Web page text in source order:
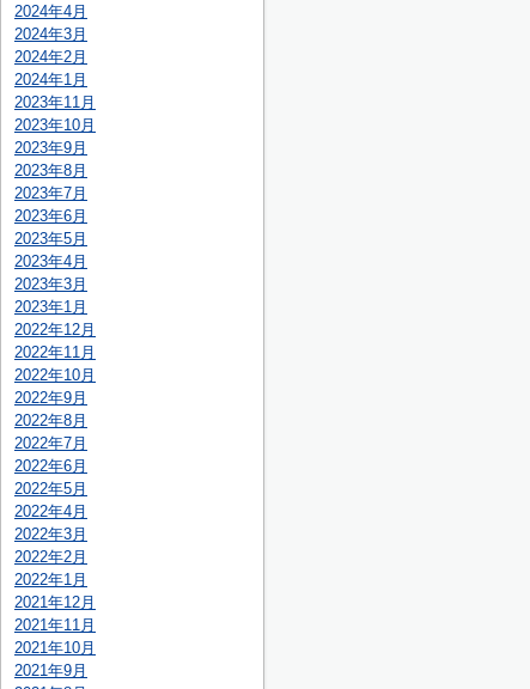
2024年4月
2024年3月
2024年2月
2024年1月
2023年11月
2023年10月
2023年9月
2023年8月
2023年7月
2023年6月
2023年5月
2023年4月
2023年3月
2023年1月
2022年12月
2022年11月
2022年10月
2022年9月
2022年8月
2022年7月
2022年6月
2022年5月
2022年4月
2022年3月
2022年2月
2022年1月
2021年12月
2021年11月
2021年10月
2021年9月